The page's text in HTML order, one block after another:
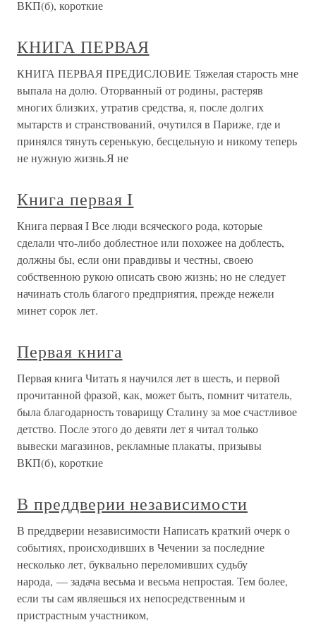
ВКП(б), короткие
КНИГА ПЕРВАЯ
КНИГА ПЕРВАЯ ПРЕДИСЛОВИЕ Тяжелая старость мне
выпала на долю. Оторванный от родины, растеряв
многих близких, утратив средства, я, после долгих
мытарств и странствований, очутился в Париже, где и
принялся тянуть серенькую, бесцельную и никому теперь
не нужную жизнь.Я не
Книга первая I
Книга первая I Все люди всяческого рода, которые
сделали что-либо доблестное или похожее на доблесть,
должны бы, если они правдивы и честны, своею
собственною рукою описать свою жизнь; но не следует
начинать столь благого предприятия, прежде нежели
минет сорок лет.
Первая книга
Первая книга Читать я научился лет в шесть, и первой
прочитанной фразой, как, может быть, помнит читатель,
была благодарность товарищу Сталину за мое счастливое
детство. После этого до девяти лет я читал только
вывески магазинов, рекламные плакаты, призывы
ВКП(б), короткие
В преддверии независимости
В преддверии независимости Написать краткий очерк о
событиях, происходивших в Чечении за последние
несколько лет, буквально переломивших судьбу
народа, — задача весьма и весьма непростая. Тем более,
если ты сам являешься их непосредственным и
пристрастным участником,